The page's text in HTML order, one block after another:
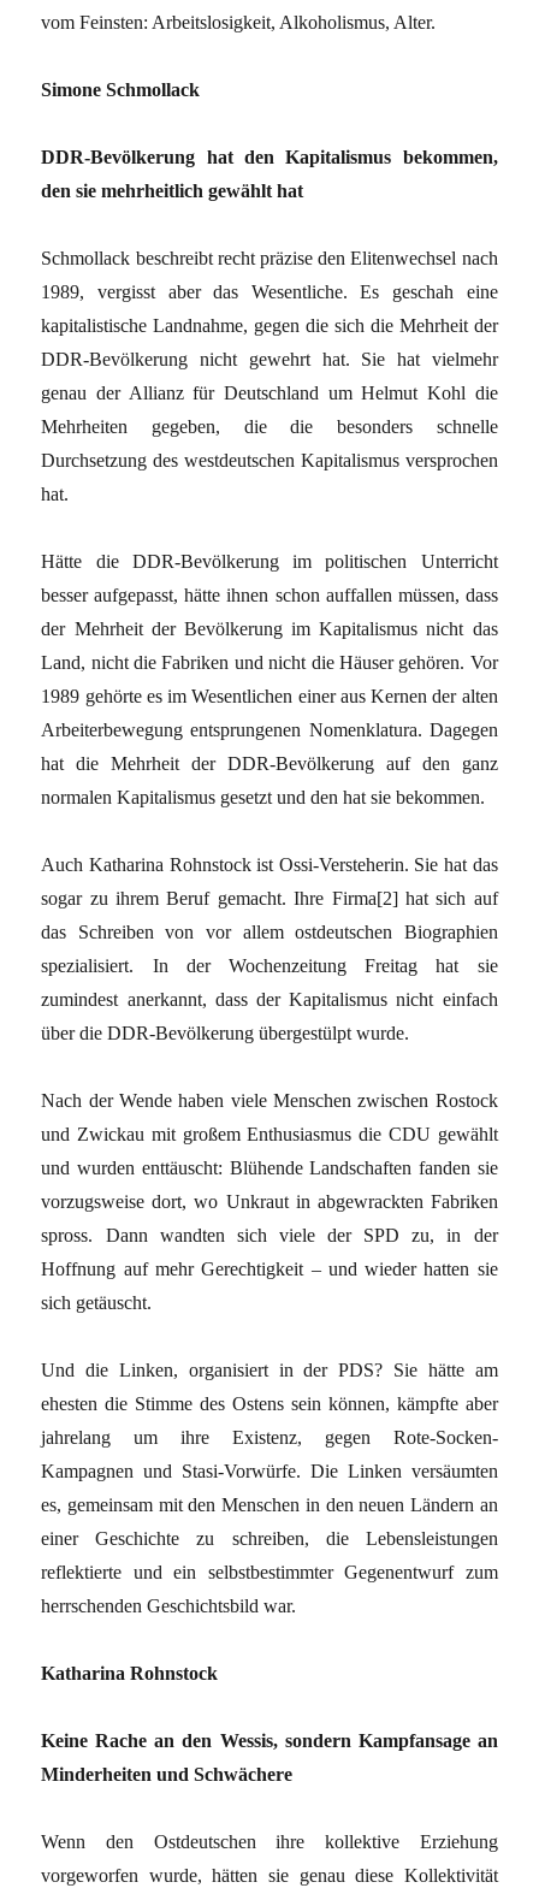
vom Feinsten: Arbeitslosigkeit, Alkoholismus, Alter.
Simone Schmollack
DDR-Bevölkerung hat den Kapitalismus bekommen,
den sie mehrheitlich gewählt hat
Schmollack beschreibt recht präzise den Elitenwechsel nach
1989, vergisst aber das Wesentliche. Es geschah eine
kapitalistische Landnahme, gegen die sich die Mehrheit der
DDR-Bevölkerung nicht gewehrt hat. Sie hat vielmehr
genau der Allianz für Deutschland um Helmut Kohl die
Mehrheiten gegeben, die die besonders schnelle
Durchsetzung des westdeutschen Kapitalismus versprochen
hat.
Hätte die DDR-Bevölkerung im politischen Unterricht
besser aufgepasst, hätte ihnen schon auffallen müssen, dass
der Mehrheit der Bevölkerung im Kapitalismus nicht das
Land, nicht die Fabriken und nicht die Häuser gehören. Vor
1989 gehörte es im Wesentlichen einer aus Kernen der alten
Arbeiterbewegung entsprungenen Nomenklatura. Dagegen
hat die Mehrheit der DDR-Bevölkerung auf den ganz
normalen Kapitalismus gesetzt und den hat sie bekommen.
Auch Katharina Rohnstock ist Ossi-Versteherin. Sie hat das
sogar zu ihrem Beruf gemacht. Ihre Firma[2] hat sich auf
das Schreiben von vor allem ostdeutschen Biographien
spezialisiert. In der Wochenzeitung Freitag hat sie
zumindest anerkannt, dass der Kapitalismus nicht einfach
über die DDR-Bevölkerung übergestülpt wurde.
Nach der Wende haben viele Menschen zwischen Rostock
und Zwickau mit großem Enthusiasmus die CDU gewählt
und wurden enttäuscht: Blühende Landschaften fanden sie
vorzugsweise dort, wo Unkraut in abgewrackten Fabriken
spross. Dann wandten sich viele der SPD zu, in der
Hoffnung auf mehr Gerechtigkeit – und wieder hatten sie
sich getäuscht.
Und die Linken, organisiert in der PDS? Sie hätte am
ehesten die Stimme des Ostens sein können, kämpfte aber
jahrelang um ihre Existenz, gegen Rote-Socken-
Kampagnen und Stasi-Vorwürfe. Die Linken versäumten
es, gemeinsam mit den Menschen in den neuen Ländern an
einer Geschichte zu schreiben, die Lebensleistungen
reflektierte und ein selbstbestimmter Gegenentwurf zum
herrschenden Geschichtsbild war.
Katharina Rohnstock
Keine Rache an den Wessis, sondern Kampfansage an
Minderheiten und Schwächere
Wenn den Ostdeutschen ihre kollektive Erziehung
vorgeworfen wurde, hätten sie genau diese Kollektivität